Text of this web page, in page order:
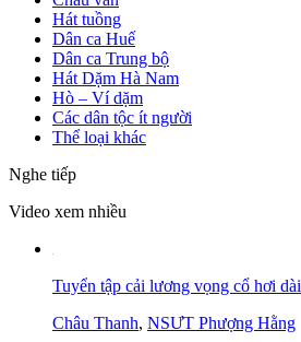
Hát tuồng
Dân ca Huế
Dân ca Trung bộ
Hát Dặm Hà Nam
Hò – Ví dặm
Các dân tộc ít người
Thể loại khác
Nghe tiếp
Video xem nhiều
Tuyển tập cải lương vọng cổ hơi dài
Châu Thanh, NSƯT Phượng Hằng